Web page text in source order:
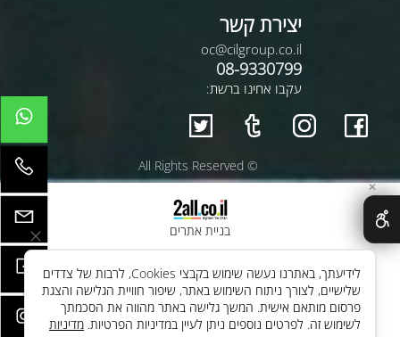
יצירת קשר
oc@cilgroup.co.il
08-9330799
עקבו אחינו ברשת:
© All Rights Reserved
בניית אתרים
✕
לידיעתך, באתרנו נעשה שימוש בקבצי Cookies, לרבות של צדדים
שלישיים, לצורך ניתוח השימוש באתר, שיפור חוויית הגלישה והצגת
פרסום מותאם אישית. המשך גלישה באתר מהווה את הסכמתך
לשימוש זה. לפרטים נוספים ניתן לעיין במדיניות הפרטיות. מדיניות